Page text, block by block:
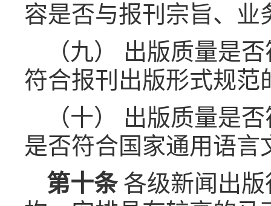
容是否与报刊宗旨、业
（九） 出版质量是
符合报刊出版形式规范
（十） 出版质量是
是否符合国家通用语言
第十条 各级新闻出